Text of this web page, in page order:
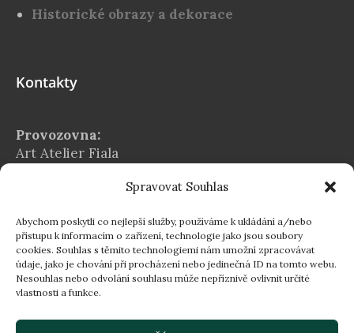
Spravovat Souhlas
Abychom poskytli co nejlepší služby, používáme k ukládání a/nebo
přístupu k informacím o zařízení, technologie jako jsou soubory
cookies. Souhlas s těmito technologiemi nám umožní zpracovávat
údaje, jako je chování při procházení nebo jedinečná ID na tomto webu.
Nesouhlas nebo odvolání souhlasu může nepříznivě ovlivnit určité
vlastnosti a funkce.
Historické obrazy a dekorace
Kontakty
Provozovna:
Art Atelier Fiala
Praha 9 – Horní Počernice
E-mail:
info@atelier-fiala.cz
Telefon:
+420 724 560 203
Po–Pá 8:00–16:30